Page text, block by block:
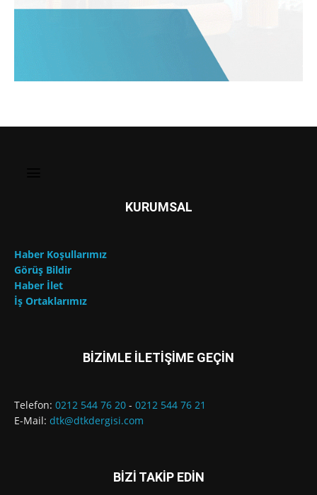
KURUMSAL
Haber Koşullarımız
Görüş Bildir
Haber İlet
İş Ortaklarımız
BİZİMLE İLETİŞİME GEÇİN
Telefon: 0212 544 76 20 - 0212 544 76 21
E-Mail: dtk@dtkdergisi.com
BİZİ TAKİP EDİN